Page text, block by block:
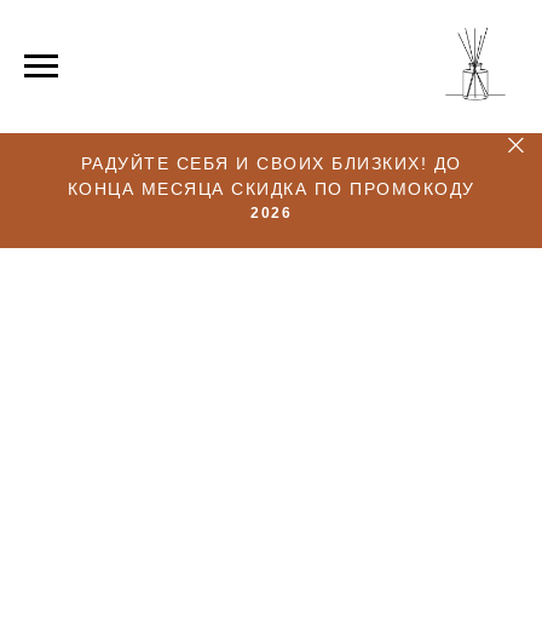
РАДУЙТЕ СЕБЯ И СВОИХ БЛИЗКИХ! ДО
КОНЦА МЕСЯЦА СКИДКА ПО ПРОМОКОДУ
2026